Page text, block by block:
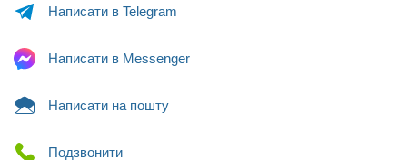
Написати в Telegram
Написати в Messenger
Написати на пошту
Подзвонити